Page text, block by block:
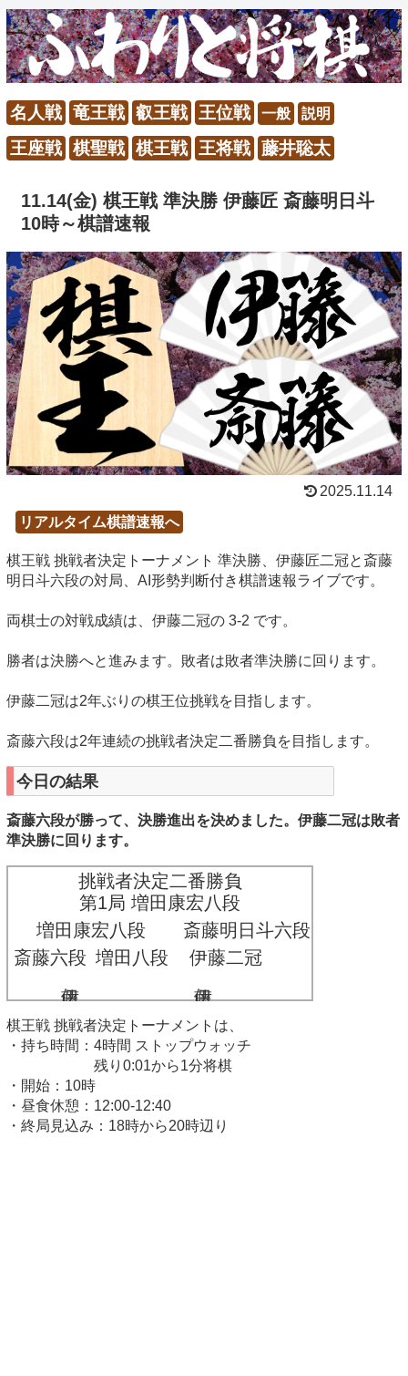
名人戦 竜王戦 叡王戦 王位戦 一般 説明
王座戦 棋聖戦 棋王戦 王将戦 藤井聡太
11.14(金) 棋王戦 準決勝 伊藤匠 斎藤明日斗
10時～棋譜速報
2025.11.14
リアルタイム棋譜速報へ
棋王戦 挑戦者決定トーナメント 準決勝、伊藤匠二冠と斎藤
明日斗六段の対局、AI形勢判断付き棋譜速報ライブです。
両棋士の対戦成績は、伊藤二冠の 3-2 です。
勝者は決勝へと進みます。敗者は敗者準決勝に回ります。
伊藤二冠は2年ぶりの棋王位挑戦を目指します。
斎藤六段は2年連続の挑戦者決定二番勝負を目指します。
今日の結果
斎藤六段が勝って、決勝進出を決めました。伊藤二冠は敗者
準決勝に回ります。
挑戦者決定二番勝負
第1局 増田康宏八段
増田康宏八段
斎藤明日斗六段
斎藤六段 増田八段 伊藤二冠
棋王戦 挑戦者決定トーナメントは、
・持ち時間：4時間 ストップウォッチ
残り0:01から1分将棋
・開始：10時
・昼食休憩：12:00-12:40
・終局見込み：18時から20時辺り